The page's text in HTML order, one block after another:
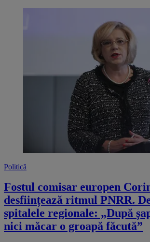
Politică
Fostul comisar europen
desființează ritmul PNRR.
spitalele regionale: „După
nici măcar o groapă făcută”